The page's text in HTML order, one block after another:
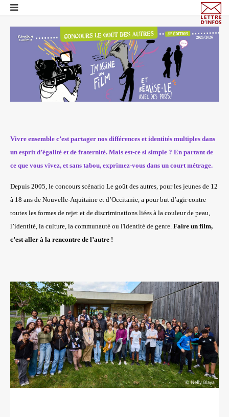
Vivre ensemble c’est partager nos différences et identités multiples dans
un esprit d’égalité et de fraternité. Mais est-ce si simple ? En partant de
ce que vous vivez, et sans tabou, exprimez-vous dans un court métrage.
Depuis 2005, le concours scénario Le goût des autres, pour les jeunes de 12
à 18 ans de Nouvelle-Aquitaine et d’Occitanie, a pour but d’agir contre
toutes les formes de rejet et de discriminations liées à la couleur de peau,
l’identité, la culture, la communauté ou l'identité de genre. Faire un film,
c’est aller à la rencontre de l’autre !